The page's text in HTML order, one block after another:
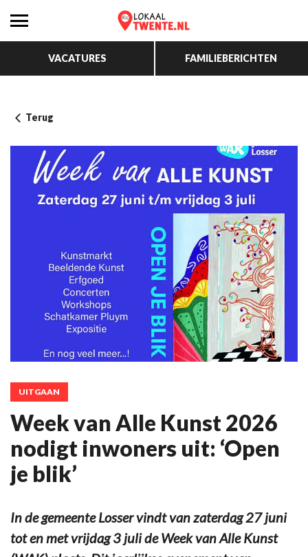
VACATURES FAMILIEBERICHTEN
Terug
UITGAAN
Week van Alle Kunst 2026
nodigt inwoners uit: ‘Open
je blik’
In de gemeente Losser vindt van zaterdag 27 juni
tot en met vrijdag 3 juli de Week van Alle Kunst